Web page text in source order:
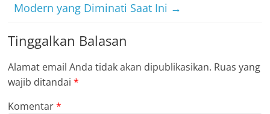
Modern yang Diminati Saat Ini →
Tinggalkan Balasan
Alamat email Anda tidak akan dipublikasikan. Ruas yang
wajib ditandai*
Komentar*